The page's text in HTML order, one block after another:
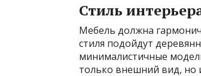
Стиль
Мебель должна
стиля подойдут
минималистичные
только внешний вид, но